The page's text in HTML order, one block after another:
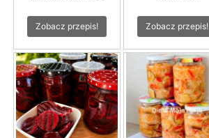
Zobacz przepis! Zobacz przepis!